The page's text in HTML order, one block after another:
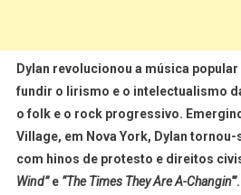
Dylan revolucionou a música popular
fundir o lirismo e o intelectualismo
o folk e o rock progressivo.
Village, em Nova York, Dylan
com hinos de protesto e direitos
Wind”e “The Times They Are A-Changin'”.